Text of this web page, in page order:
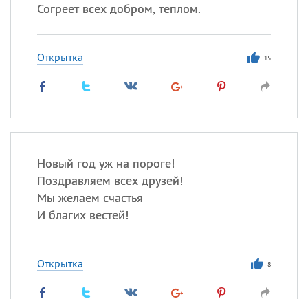
Согреет всех добром, теплом.
Открытка 15
Новый год уж на пороге!
Поздравляем всех друзей!
Мы желаем счастья
И благих вестей!
Открытка 8
ИМЕНА
Все
Сегодня празднуют именины
Посмотреть значениеи